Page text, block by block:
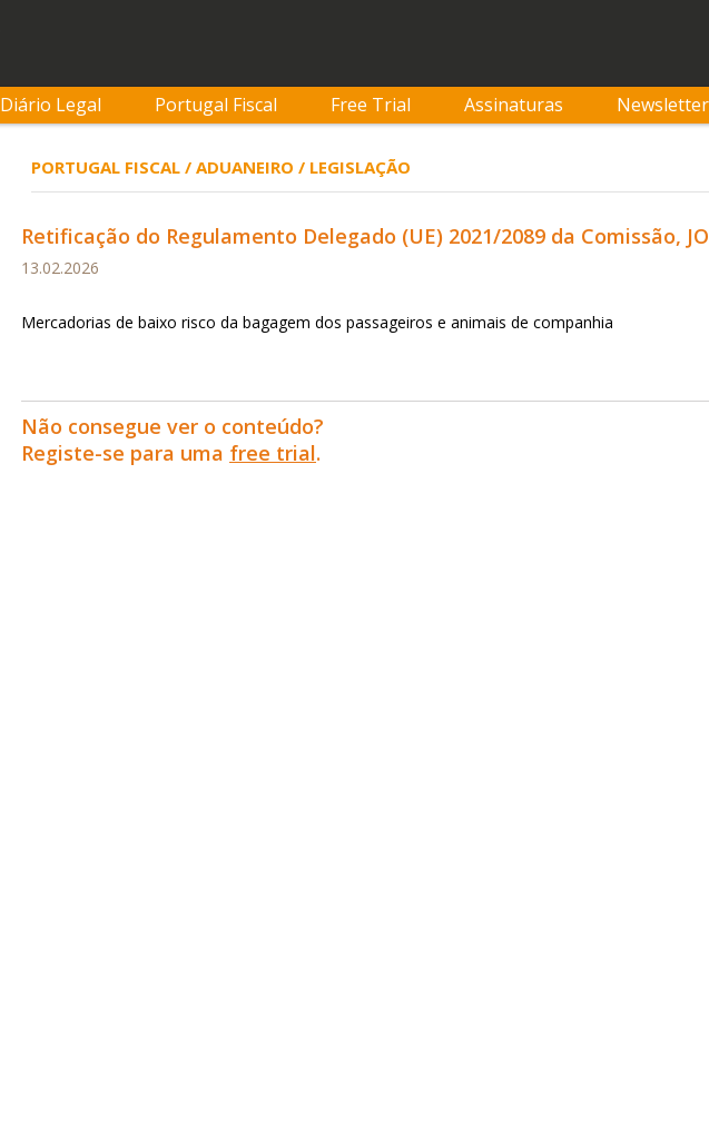
Diário Legal Portugal Fiscal Free Trial Assinaturas Newsletter
PORTUGAL FISCAL / ADUANEIRO / LEGISLAÇÃO
Retificação do Regulamento Delegado (UE) 2021/2089 da Comissão,
13.02.2026
Mercadorias de baixo risco da bagagem dos passageiros e animais de companhia
Não consegue ver o conteúdo?
Registe-se para uma free trial.